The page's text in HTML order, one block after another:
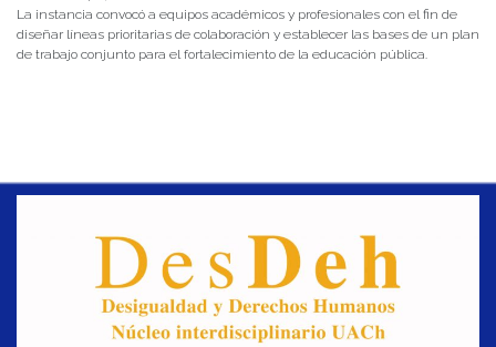
La instancia convocó a equipos académicos y profesionales con el fin de
diseñar líneas prioritarias de colaboración y establecer las bases de un plan
de trabajo conjunto para el fortalecimiento de la educación pública.